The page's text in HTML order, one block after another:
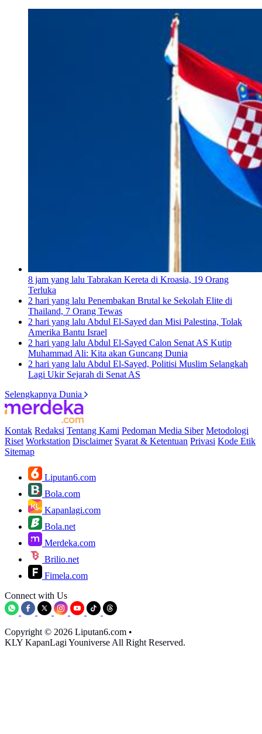
8 jam yang lalu Tabrakan Kereta di Kroasia, 19 Orang
Terluka
2 hari yang lalu Penembakan Brutal ke Sekolah Elite di
Thailand, 7 Orang Tewas
2 hari yang laluAbdul El-Sayed dan Misi Palestina, Tolak
Amerika Bantu Israel
2 hari yang laluAbdul El-Sayed Calon Senat AS Kutip
Muhammad Ali: Kita akan Guncang Dunia
2 hari yang laluAbdul El-Sayed, Politisi Muslim Selangkah
Lagi Ukir Sejarah di Senat AS
Selengkapnya Dunia
Kontak Redaksi Tentang Kami Pedoman Media Siber Metodologi
Riset Workstation Disclaimer Syarat & Ketentuan Privasi Kode Etik
Sitemap
Liputan6.com
Bola.com
Kapanlagi.com
Bola.net
Merdeka.com
Brilio.net
Fimela.com
Connect with Us
Copyright © 2026 Liputan6.com •
KLY KapanLagi Youniverse All Right Reserved.